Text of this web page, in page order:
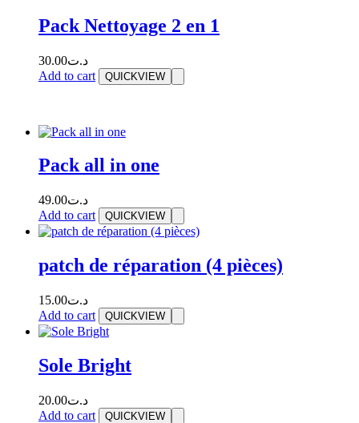
Pack Nettoyage 2 en 1
د.ت30.00
Add to cart
QUICKVIEW
Pack all in one
د.ت49.00
Add to cart
QUICKVIEW
patch de réparation (4 pièces)
د.ت15.00
Add to cart
QUICKVIEW
Sole Bright
د.ت20.00
Add to cart
QUICKVIEW